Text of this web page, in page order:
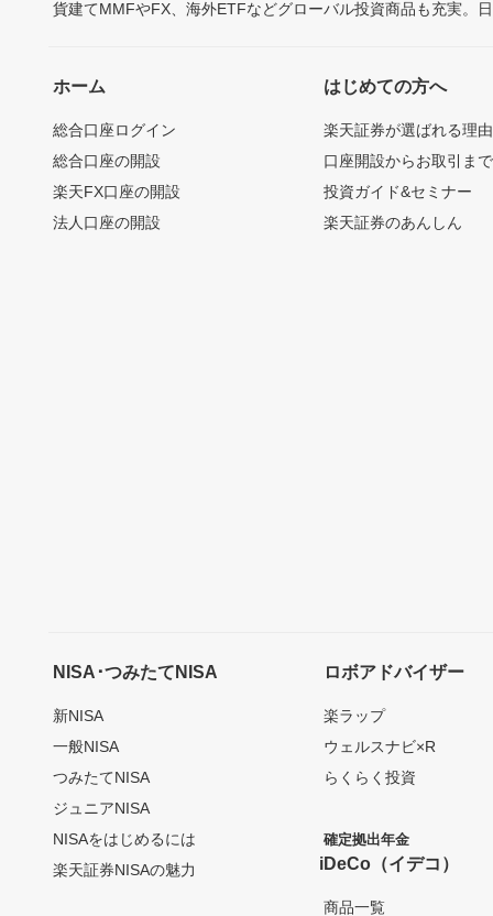
貨建てMMFやFX、海外ETFなどグローバル投資商品も充実。
ホーム
総合口座ログイン
総合口座の開設
楽天FX口座の開設
法人口座の開設
はじめての方へ
楽天証券が選ばれる理由
口座開設からお取引ま
投資ガイド&セミナー
楽天証券のあんしん
NISA･つみたてNISA
新NISA
一般NISA
つみたてNISA
ジュニアNISA
NISAをはじめるには
楽天証券NISAの魅力
ロボアドバイザー
楽ラップ
ウェルスナビ×R
らくらく投資
確定拠出年金
iDeCo（イデコ）
商品一覧